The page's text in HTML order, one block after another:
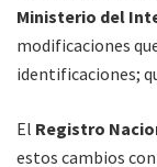
Ministerio del
modificaciones
identificaciones;
El Registro
estos cambios